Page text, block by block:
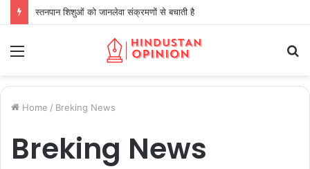
स्तनपान शिशुओं को जानलेवा संक्रमणों से बचाती है
Home / Breking News
Breking News